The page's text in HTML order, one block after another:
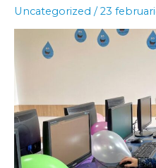
Uncategorized /23